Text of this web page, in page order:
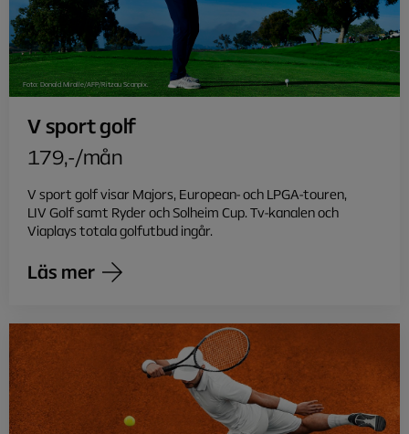
Foto: Donald Miralle/AFP/Ritzau Scanpix.
V sport golf
179,-/mån
V sport golf visar Majors, European- och LPGA-touren,
LIV Golf samt Ryder och Solheim Cup. Tv-kanalen och
Viaplays totala golfutbud ingår.
Läs mer